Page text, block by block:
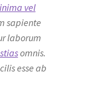
vel
sapiente
laborum
omnis.
esse ab